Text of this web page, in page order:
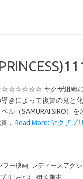
ヤクザ組織に
きによって復讐の鬼と
ル（SAMURAI SIRO）
演… Read More: ヤクザプ
フー映画 レディースアク
リンセス , 伊原剛志